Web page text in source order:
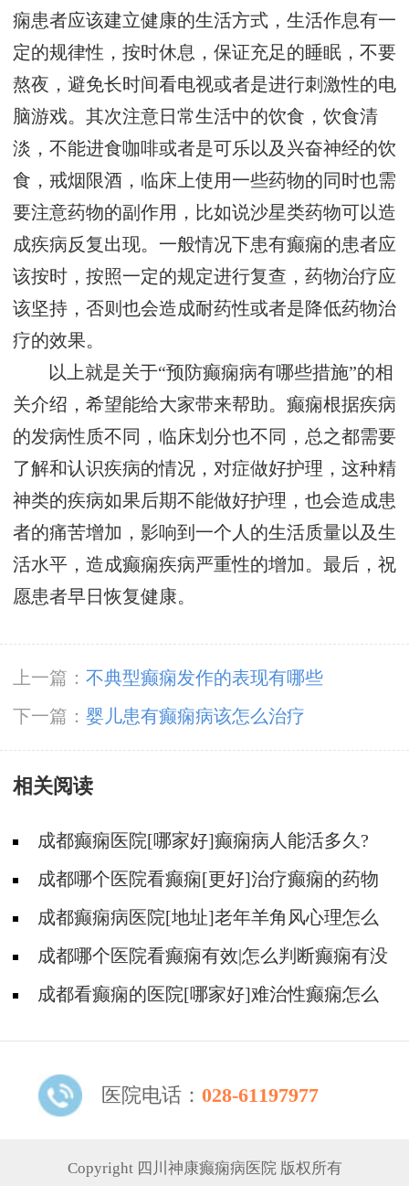
痫患者应该建立健康的生活方式，生活作息有一
定的规律性，按时休息，保证充足的睡眠，不要
熬夜，避免长时间看电视或者是进行刺激性的电
脑游戏。其次注意日常生活中的饮食，饮食清
淡，不能进食咖啡或者是可乐以及兴奋神经的饮
食，戒烟限酒，临床上使用一些药物的同时也需
要注意药物的副作用，比如说沙星类药物可以造
成疾病反复出现。一般情况下患有癫痫的患者应
该按时，按照一定的规定进行复查，药物治疗应
该坚持，否则也会造成耐药性或者是降低药物治
疗的效果。
以上就是关于“预防癫痫病有哪些措施”的相
关介绍，希望能给大家带来帮助。癫痫根据疾病
的发病性质不同，临床划分也不同，总之都需要
了解和认识疾病的情况，对症做好护理，这种精
神类的疾病如果后期不能做好护理，也会造成患
者的痛苦增加，影响到一个人的生活质量以及生
活水平，造成癫痫疾病严重性的增加。最后，祝
愿患者早日恢复健康。
上一篇： 不典型癫痫发作的表现有哪些
下一篇： 婴儿患有癫痫病该怎么治疗
相关阅读
成都癫痫医院[哪家好]癫痫病人能活多久?
成都哪个医院看癫痫[更好]治疗癫痫的药物
不良反应是什么?
成都癫痫病医院[地址]老年羊角风心理怎么
调整?成都哪个医院看癫痫有效|怎么判断癫痫有没
有发作?
成都看癫痫的医院[哪家好]难治性癫痫怎么
医院电话： 028-61197977
Copyright 四川神康癫痫病医院 版权所有